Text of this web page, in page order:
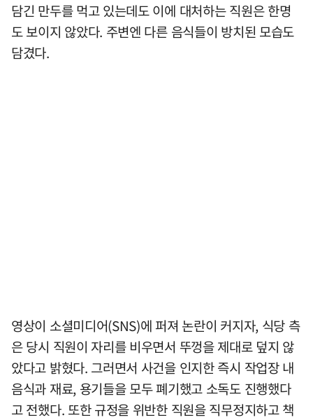
담긴 만두를 먹고 있는데도 이에 대처하는 직원은 한명
도 보이지 않았다. 주변엔 다른 음식들이 방치된 모습도
담겼다.
영상이 소셜미디어(SNS)에 퍼져 논란이 커지자, 식당 측
은 당시 직원이 자리를 비우면서 뚜껑을 제대로 덮지 않
았다고 밝혔다. 그러면서 사건을 인지한 즉시 작업장 내
음식과 재료, 용기들을 모두 폐기했고 소독도 진행했다
고 전했다. 또한 규정을 위반한 직원을 직무정지하고 책